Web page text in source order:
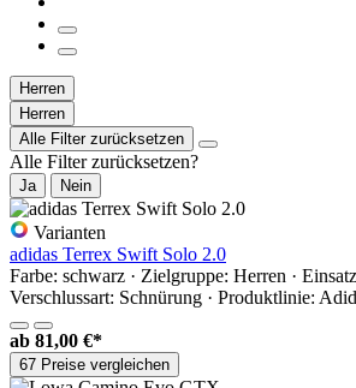
Herren
Herren
Alle Filter zurücksetzen
Alle Filter zurücksetzen?
Ja Nein
Varianten
adidas Terrex Swift Solo 2.0
Farbe: schwarz · Zielgruppe: Herren ·
Verschlussart: Schnürung · Produktlinie:
ab 81,00 €*
67 Preise vergleichen